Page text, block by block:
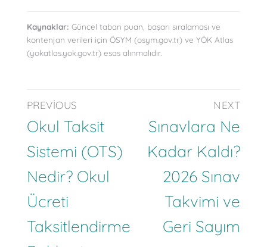
Kaynaklar: Güncel taban puan, başarı sıralaması ve
kontenjan verileri için ÖSYM (osym.gov.tr) ve YÖK Atlas
(yokatlas.yok.gov.tr) esas alınmalıdır.
PREVIOUS
Okul Taksit
Sistemi (OTS)
Nedir? Okul
Ücreti
Taksitlendirme
NEXT
Sınavlara Ne
Kadar Kaldı?
2026 Sınav
Takvimi ve
Geri Sayım